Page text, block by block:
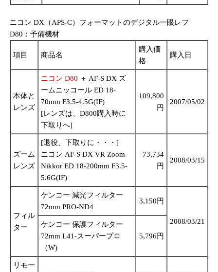
ニコン DX（APS-C）フォーマットのデジタル一眼レフ
D80：予備機材
項目 商品名
購入価
格
購入日
本体と
レンズ
ニコン D80 ＋ AF-S DX ズ
ームニッコール ED 18-
70mm F3.5-4.5G(IF)
[レンズは、D800購入時に
下取りへ]
109,800
円
2007/05/02
ズーム
レンズ
[退役、下取りに・・・]
ニコン AF-S DX VR Zoom-
Nikkor ED 18-200mm F3.5-
5.6G(IF)
73,734
円
2008/03/15
フィル
ター
ケンコー 減光フィルター
72mm PRO-ND4
3,150円
2008/03/21
ケンコー 保護フィルター
72mm L41-スーパープロ
（W)
5,796円
リモー